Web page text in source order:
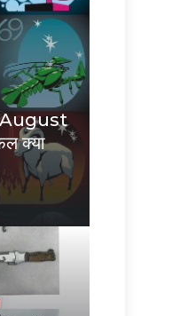
क्या